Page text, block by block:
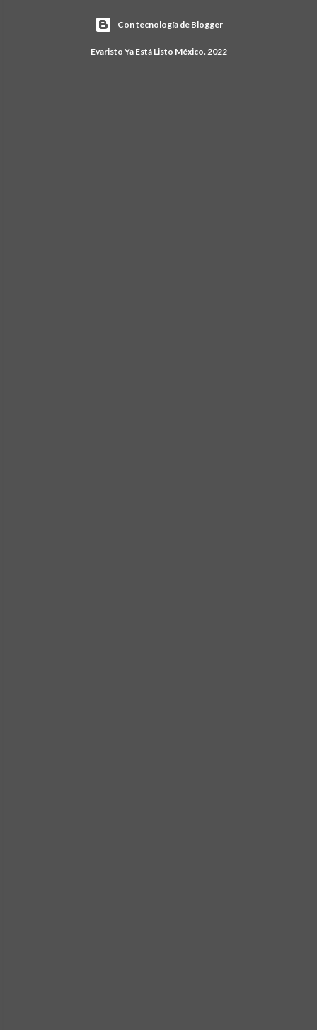
Con tecnología de Blogger
Evaristo Ya Está Listo México. 2022